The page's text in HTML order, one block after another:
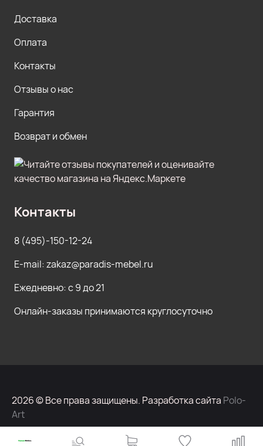
Доставка
Оплата
Контакты
Отзывы о нас
Гарантия
Возврат и обмен
Контакты
8 (495)-150-12-24
E-mail: zakaz@paradis-mebel.ru
Ежедневно: с 9 до 21
Онлайн-заказы принимаются круглосуточно
2026 © Все права защищены. Разработка сайта Polo-
Art